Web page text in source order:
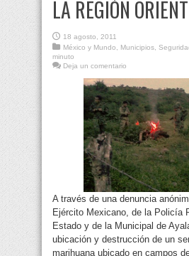
LA REGIÓN
18 agosto, 2011
México y Mundo, Municipios,
minuto
Deja un comentario
A través de una denuncia
Ejército Mexicano, de la Policía
Estado y de la Municipal de
ubicación y destrucción de un
marihuana ubicado en campos